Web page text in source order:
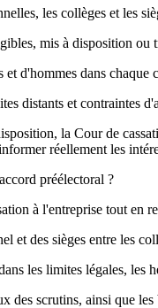
les collèges et les
mis à disposition ou
d'hommes dans chaque
distants et contraintes
la Cour de
réellement les
préélectoral ?
à l'entreprise tout en
et des sièges entre les
les limites légales, les
des scrutins, ainsi que